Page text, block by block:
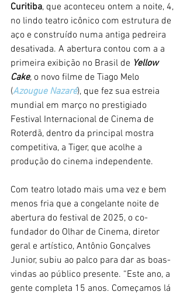
Curitiba, que aconteceu ontem a noite, 4,
no lindo teatro icônico com estrutura de
aço e construído numa antiga pedreira
desativada. A abertura contou com a a
primeira exibição no Brasil de Yellow
Cake, o novo filme de Tiago Melo
(Azougue Nazaré), que fez sua estreia
mundial em março no prestigiado
Festival Internacional de Cinema de
Roterdã, dentro da principal mostra
competitiva, a Tiger, que acolhe a
produção do cinema independente.
Com teatro lotado mais uma vez e bem
menos fria que a congelante noite de
abertura do festival de 2025, o co-
fundador do Olhar de Cinema, diretor
geral e artístico, Antônio Gonçalves
Junior, subiu ao palco para dar as boas-
vindas ao público presente. “Este ano, a
gente completa 15 anos. Começamos lá